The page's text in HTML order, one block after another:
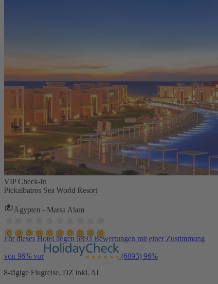
VIP Check-In
Pickalbatros Sea World Resort
Ägypten - Marsa Alam
Für dieses Hotel liegen 6893 Bewertungen mit einer Zustimmung
von 96% vor (6893) 96%
8-tägige Flugreise, DZ inkl. AI